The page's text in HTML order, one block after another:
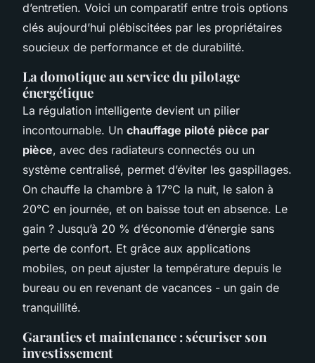
d’entretien. Voici un comparatif entre trois options
clés aujourd’hui plébiscitées par les propriétaires
soucieux de performance et de durabilité.
La domotique au service du pilotage
énergétique
La régulation intelligente devient un pilier
incontournable. Un chauffage piloté pièce par
pièce, avec des radiateurs connectés ou un
système centralisé, permet d’éviter les gaspillages.
On chauffe la chambre à 17°C la nuit, le salon à
20°C en journée, et on baisse tout en absence. Le
gain ? Jusqu’à 20 % d’économie d’énergie sans
perte de confort. Et grâce aux applications
mobiles, on peut ajuster la température depuis le
bureau ou en revenant de vacances - un gain de
tranquillité.
Garanties et maintenance : sécuriser son
investissement